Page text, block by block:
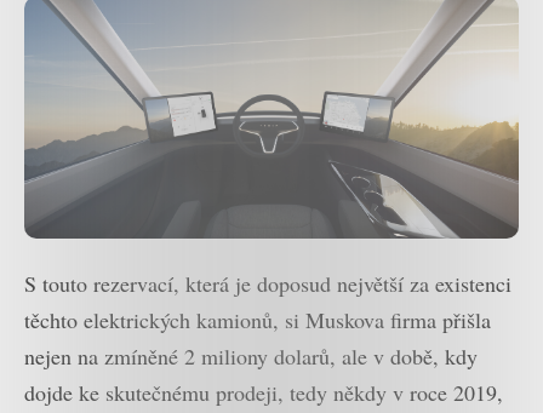
S touto rezervací, která je doposud největší za existenci
těchto elektrických kamionů, si Muskova firma přišla
nejen na zmíněné 2 miliony dolarů, ale v době, kdy
dojde ke skutečnému prodeji, tedy někdy v roce 2019,